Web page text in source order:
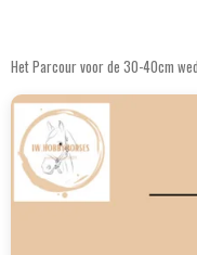
Het Parcour voor de 30-40cm